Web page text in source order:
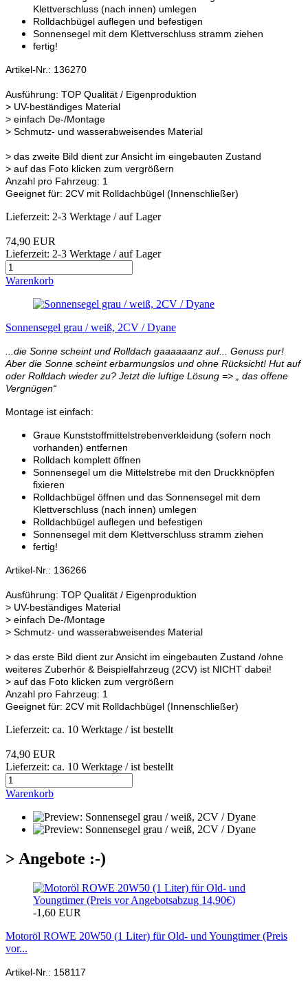
Klettverschluss (nach innen) umlegen
Rolldachbügel auflegen und befestigen
Sonnensegel mit dem Klettverschluss stramm ziehen
fertig!
Artikel-Nr.: 136270
Ausführung: TOP Qualität / Eigenproduktion
> UV-beständiges Material
> einfach De-/Montage
> Schmutz- und wasserabweisendes Material
> das zweite Bild dient zur Ansicht im eingebauten Zustand
> auf das Foto klicken zum vergrößern
Anzahl pro Fahrzeug: 1
Geeignet für: 2CV mit Rolldachbügel (Innenschließer)
Lieferzeit: 2-3 Werktage / auf Lager
74,90 EUR
Lieferzeit: 2-3 Werktage / auf Lager
Warenkorb
Sonnensegel grau / weiß, 2CV / Dyane
...die Sonne scheint und Rolldach gaaaaaanz auf... Genuss pur!
Aber die Sonne scheint erbarmungslos und ohne Rücksicht! Hut auf
oder Rolldach wieder zu? Jetzt die luftige Lösung => „ das offene
Vergnügen“
Montage ist einfach:
Graue Kunststoffmittelstrebenverkleidung (sofern noch
vorhanden) entfernen
Rolldach komplett öffnen
Sonnensegel um die Mittelstrebe mit den Druckknöpfen
fixieren
Rolldachbügel öffnen und das Sonnensegel mit dem
Klettverschluss (nach innen) umlegen
Rolldachbügel auflegen und befestigen
Sonnensegel mit dem Klettverschluss stramm ziehen
fertig!
Artikel-Nr.: 136266
Ausführung: TOP Qualität / Eigenproduktion
> UV-beständiges Material
> einfach De-/Montage
> Schmutz- und wasserabweisendes Material
> das erste Bild dient zur Ansicht im eingebauten Zustand /ohne
weiteres Zuberhör & Beispielfahrzeug (2CV) ist NICHT dabei!
> auf das Foto klicken zum vergrößern
Anzahl pro Fahrzeug: 1
Geeignet für: 2CV mit Rolldachbügel (Innenschließer)
Lieferzeit: ca. 10 Werktage / ist bestellt
74,90 EUR
Lieferzeit: ca. 10 Werktage / ist bestellt
Warenkorb
> Angebote :-)
-1,60 EUR
Motoröl ROWE 20W50 (1 Liter) für Old- und Youngtimer (Preis
vor...
Artikel-Nr.: 158117